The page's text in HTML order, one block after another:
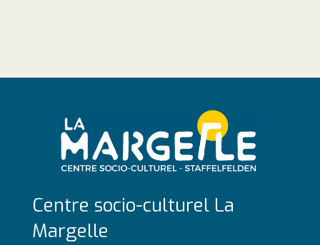
Centre socio-culturel La
Margelle